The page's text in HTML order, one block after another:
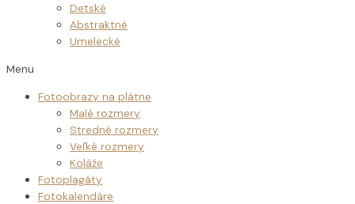
Detské
Abstraktné
Umelecké
Menu
Fotoobrazy na plátne
Malé rozmery
Stredné rozmery
Veľké rozmery
Koláže
Fotoplagáty
Fotokalendáre